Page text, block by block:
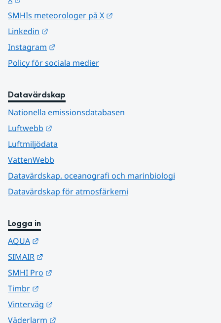
SMHIs meteorologer på X
Linkedin
Instagram
Policy för sociala medier
Datavärdskap
Nationella emissionsdatabasen
Luftwebb
Luftmiljödata
VattenWebb
Datavärdskap, oceanografi och marinbiologi
Datavärdskap för atmosfärkemi
Logga in
AQUA
SIMAIR
SMHI Pro
Timbr
Vinterväg
Väderlarm